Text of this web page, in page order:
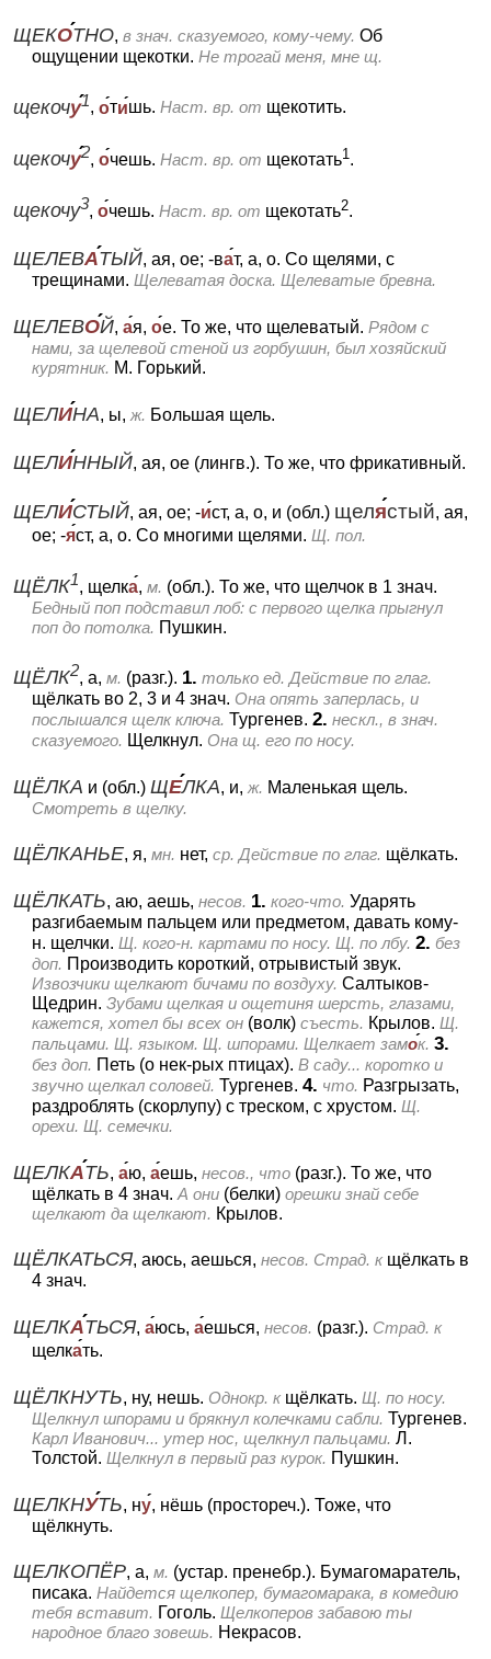
ЩЕКОТНО, в знач. сказуемого, кому-чему. Об
ощущении щекотки. Не трогай меня, мне щ.
щекочу1, отишь. Наст. вр. от щекотить.
щекочу2, очешь. Наст. вр. от щекотать1 .
щекочу3, очешь. Наст. вр. от щекотать2.
ЩЕЛЕВАТЫЙ, ая, ое; -ват, а, о. Со щелями, с
трещинами. Щелеватая доска. Щелеватые бревна.
ЩЕЛЕВОЙ, ая, ое. То же, что щелеватый. Рядом с
нами, за щелевой стеной из горбушин, был хозяйский
курятник. М. Горький.
ЩЕЛИНА, ы, ж. Большая щель.
ЩЕЛИННЫЙ, ая, ое (лингв.). То же, что фрикативный.
ЩЕЛИСТЫЙ, ая, ое; -ист, а, о, и (обл.) щелястый, ая,
ое; -яст, а, о. Со многими щелями. Щ. пол.
ЩЁЛК1, щелка, м. (обл.). То же, что щелчок в 1 знач.
Бедный поп подставил лоб: с первого щелка прыгнул
поп до потолка. Пушкин.
ЩЁЛК2, а, м. (разг.). 1. только ед. Действие по глаг.
щёлкать во 2, 3 и 4 знач. Она опять заперлась, и
послышался щелк ключа. Тургенев. 2. нескл., в знач.
сказуемого. Щелкнул. Она щ. его по носу.
ЩЁЛКА и (обл.) ЩЕЛКА, и, ж. Маленькая щель.
Смотреть в щелку.
ЩЁЛКАНЬЕ, я, мн. нет, ср. Действие по глаг. щёлкать.
ЩЁЛКАТЬ, аю, аешь, несов. 1. кого-что. Ударять
разгибаемым пальцем или предметом, давать кому-
н. щелчки. Щ. кого-н. картами по носу. Щ. по лбу. 2. без
доп. Производить короткий, отрывистый звук.
Извозчики щелкают бичами по воздуху. Салтыков-
Щедрин. Зубами щелкая и ощетиня шерсть, глазами,
кажется, хотел бы всех он (волк) съесть. Крылов. Щ.
пальцами. Щ. языком. Щ. шпорами. Щелкает замок. 3.
без доп. Петь (о нек-рых птицах). В саду... коротко и
звучно щелкал соловей. Тургенев. 4. что. Разгрызать,
раздроблять (скорлупу) с треском, с хрустом. Щ.
орехи. Щ. семечки.
ЩЕЛКАТЬ, аю, аешь, несов., что (разг.). То же, что
щёлкать в 4 знач. А они (белки) орешки знай себе
щелкают да щелкают. Крылов.
ЩЁЛКАТЬСЯ, аюсь, аешься, несов. Страд. к щёлкать в
4 знач.
ЩЕЛКАТЬСЯ, аюсь, аешься, несов. (разг.). Страд. к
щелкать.
ЩЁЛКНУТЬ, ну, нешь. Однокр. к щёлкать. Щ. по носу.
Щелкнул шпорами и брякнул колечками сабли. Тургенев.
Карл Иванович... утер нос, щелкнул пальцами. Л.
Толстой. Щелкнул в первый раз курок. Пушкин.
ЩЕЛКНУТЬ, ну, нёшь (простореч.). Тоже, что
щёлкнуть.
ЩЕЛКОПЁР, а, м. (устар. пренебр.). Бумагомаратель,
писака. Найдется щелкопер, бумагомарака, в комедию
тебя вставит. Гоголь. Щелкоперов забавою ты
народное благо зовешь. Некрасов.